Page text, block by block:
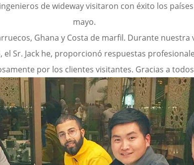
de wideway visitaron con éxito los
mayo.
Ghana y Costa de marfil. Durante
Sr. Jack he, proporcionó respuestas
por los clientes visitantes. Gracias a